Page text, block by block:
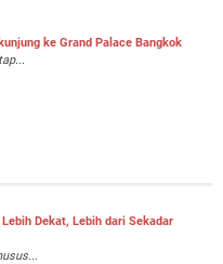
ke Grand Palace Bangkok
Dekat, Lebih dari Sekadar